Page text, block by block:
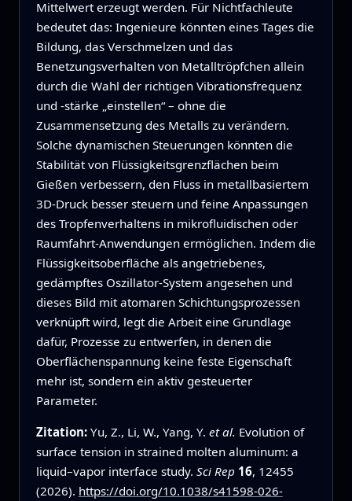
Mittelwert erzeugt werden. Für Nichtfachleute
bedeutet das: Ingenieure könnten eines Tages die
Bildung, das Verschmelzen und das
Benetzungsverhalten von Metalltröpfchen allein
durch die Wahl der richtigen Vibrationsfrequenz
und -stärke „einstellen“ – ohne die
Zusammensetzung des Metalls zu verändern.
Solche dynamischen Steuerungen könnten die
Stabilität von Flüssigkeitsgrenzflächen beim
Gießen verbessern, den Fluss in metallbasiertem
3D-Druck besser steuern und feine Anpassungen
des Tropfenverhaltens in mikrofluidischen oder
Raumfahrt-Anwendungen ermöglichen. Indem die
Flüssigkeitsoberfläche als angetriebenes,
gedämpftes Oszillator-System angesehen und
dieses Bild mit atomaren Schichtungsprozessen
verknüpft wird, legt die Arbeit eine Grundlage
dafür, Prozesse zu entwerfen, in denen die
Oberflächenspannung keine feste Eigenschaft
mehr ist, sondern ein aktiv gesteuerter
Parameter.
Zitation: Yu, Z., Li, W., Yang, Y. et al. Evolution of
surface tension in strained molten aluminum: a
liquid–vapor interface study. Sci Rep 16, 12455
(2026). https://doi.org/10.1038/s41598-026-